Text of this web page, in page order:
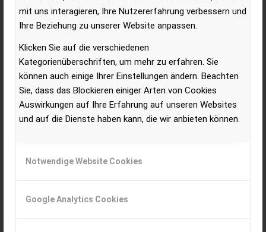
mit uns interagieren, Ihre Nutzererfahrung verbessern und
Ihre Beziehung zu unserer Website anpassen.
Klicken Sie auf die verschiedenen
Kategorienüberschriften, um mehr zu erfahren. Sie
können auch einige Ihrer Einstellungen ändern. Beachten
Sie, dass das Blockieren einiger Arten von Cookies
Auswirkungen auf Ihre Erfahrung auf unseren Websites
und auf die Dienste haben kann, die wir anbieten können.
Notwendige Website Cookies
Google Analytics Cookies
CNH-Marken gewinnen Innovationspreise bei EIMA 2024
Unter anderem wurde das für die Flaggschifftraktoren der Case
IH Quadtrac Serie 2025 entwickelte Heavy-Duty-
Federungssystem für die Verbesserung des Komforts auf dem
Feld und auf der Straße ausgezeichnet.